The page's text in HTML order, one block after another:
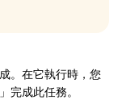
。在它執行時，您
」完成此任務。